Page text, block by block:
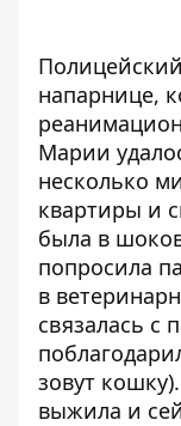
напарнице,
Марии
несколько
квартиры и
была в
попросила
в
связалась с
зовут
выжила и